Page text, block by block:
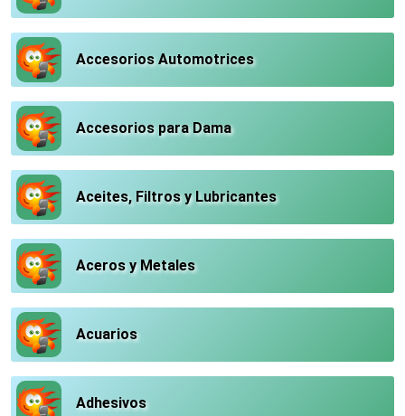
Accesorios Automotrices
Accesorios para Dama
Aceites, Filtros y Lubricantes
Aceros y Metales
Acuarios
Adhesivos